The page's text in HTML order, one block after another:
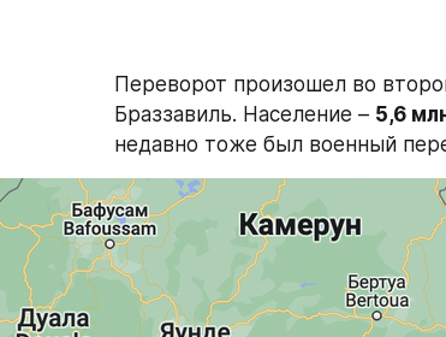
Переворот произошел во
Браззавиль. Население – 5,6
недавно тоже был военный